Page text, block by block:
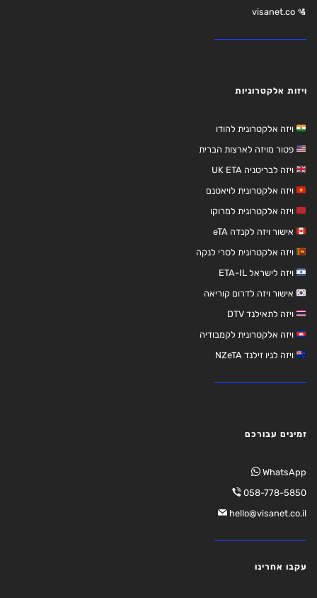
🛂 visanet.co
ויזות אלקטרוניות
ויזה אלקטרונית להודו
פטור מויזה לארצות הברית
ויזה לבריטניה UK ETA
ויזה אלקטרונית לויאטנם
ויזה אלקטרונית למרוקו
אישור ויזה לקנדה eTA
ויזה אלקטרונית לסרי לנקה
ויזה לישראל ETA-IL
אישור ויזה לדרום קוריאה
ויזה לתאילנד DTV
ויזה אלקטרונית לקמבודיה
ויזה לניו זילנד NZeTA
זמינים עבורכם
WhatsApp
058-778-5850
hello@visanet.co.il
עקבו אחרינו